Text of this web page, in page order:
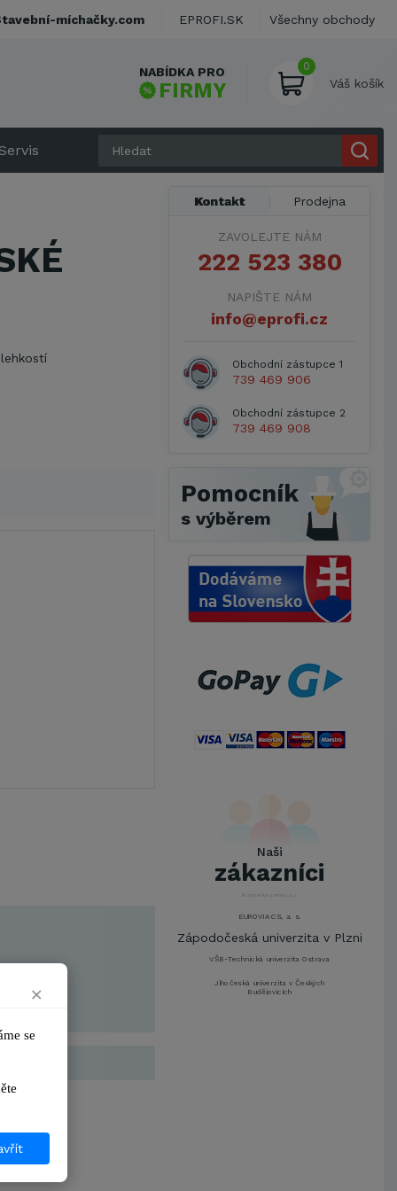
NABÍDKA PRO
FIRMY
0
Váš košík
Kontakt Prodejna
ZAVOLEJTE NÁM
222 523 380
NAPIŠTE NÁM
info@eprofi.cz
Obchodní zástupce 1
739 469 906
Obchodní zástupce 2
739 469 908
Pomocník
s výběrem
Naši
zákazníci
Brně,Správa kolejí a menz
Arcibiskupství pražské
Kostelecké uzeniny a.s.
EUROVIA CS, a. s.
Zápodočeská univerzita v Plzni
VŠB-Technická univerzita Ostrava
Jihočeská univerzita v Českých
Budějovicích
míchačky.com EPROFI.SK Všechny obchody
×
se